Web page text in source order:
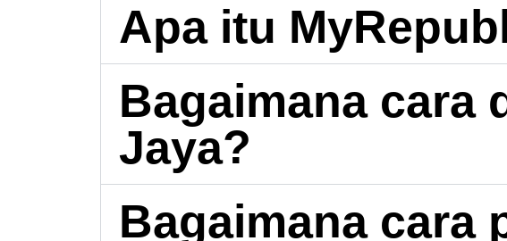
Apa itu
Bagaimana cara
Jaya?
Bagaimana cara